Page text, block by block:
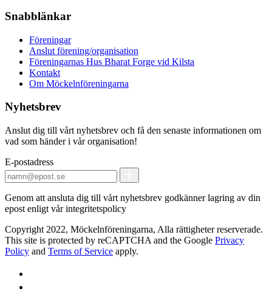
Snabblänkar
Föreningar
Anslut förening/organisation
Föreningarnas Hus Bharat Forge vid Kilsta
Kontakt
Om Möckelnföreningarna
Nyhetsbrev
Anslut dig till vårt nyhetsbrev och få den senaste informationen om
vad som händer i vår organisation!
E-postadress
Genom att ansluta dig till vårt nyhetsbrev godkänner lagring av din
epost enligt vår integritetspolicy
Copyright 2022, Möckelnföreningarna, Alla rättigheter reserverade.
This site is protected by reCAPTCHA and the Google Privacy
Policy and Terms of Service apply.